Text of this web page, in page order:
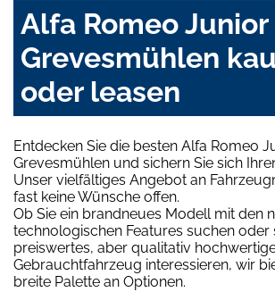
Alfa Romeo Junior
Grevesmühlen
oder leasen
Entdecken Sie die besten Alfa Romeo
Grevesmühlen und sichern Sie sich
Unser vielfältiges Angebot an
fast keine Wünsche offen.
Ob Sie ein brandneues Modell mit den
technologischen Features suchen oder
preiswertes, aber qualitativ
Gebrauchtfahrzeug interessieren, wir
breite Palette an Optionen.